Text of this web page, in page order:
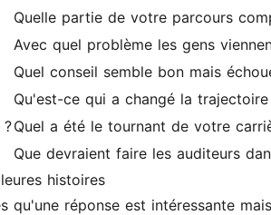
Quelle partie de votre parcours
Avec quel problème les gens
Quel conseil semble bon mais
Qu'est-ce qui a changé la
?Quel a été le tournant de votre
Que devraient faire les auditeurs
histoires
qu'une réponse est intéressante